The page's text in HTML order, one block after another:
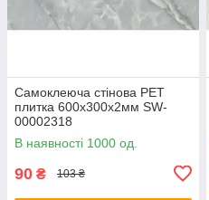
Самоклеюча стінова PET
плитка 600х300х2мм SW-
00002318
В наявності 1000 од.
90 ₴ 103 ₴